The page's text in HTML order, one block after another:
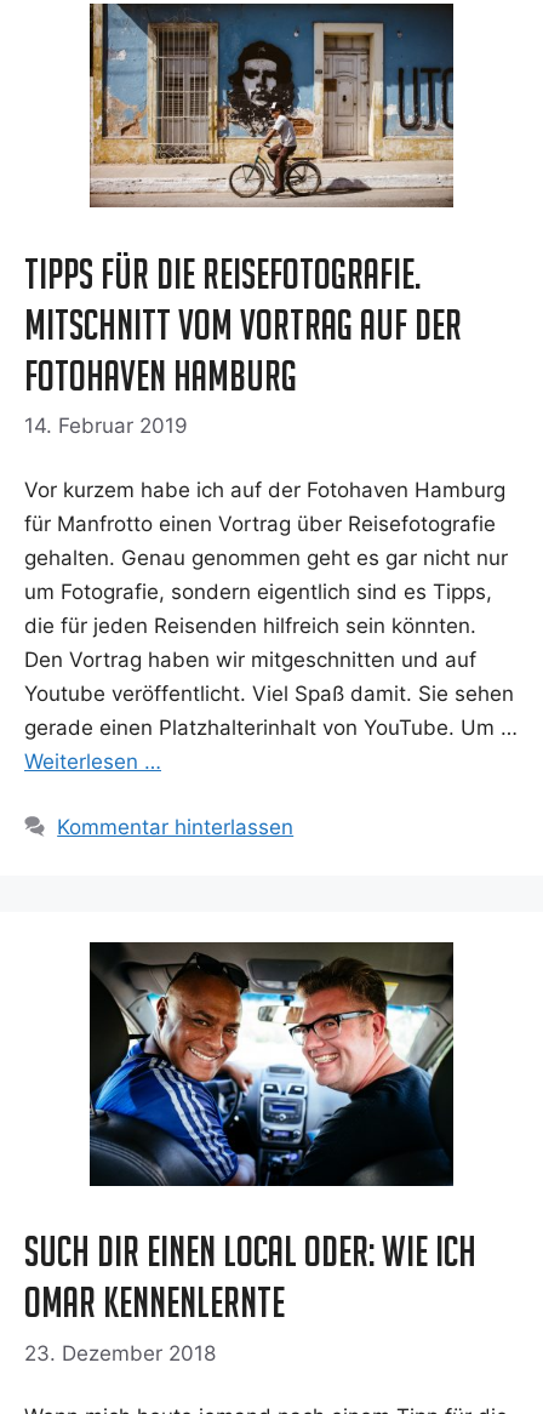
Tipps für die Reisefotografie.
Mitschnitt vom Vortrag auf der
Fotohaven Hamburg
14. Februar 2019
Vor kur­zem habe ich auf der Foto­ha­ven Ham­burg
für Man­frot­to einen Vor­trag über Rei­se­fo­to­gra­fie
gehal­ten. Genau genom­men geht es gar nicht nur
um Foto­gra­fie, son­dern eigent­lich sind es Tipps,
die für jeden Rei­sen­den hilf­reich sein könn­ten.
Den Vor­trag haben wir mit­ge­schnit­ten und auf
You­tube ver­öf­fent­licht. Viel Spaß damit. Sie sehen
gera­de einen Platz­hal­ter­in­halt von You­Tube. Um …
Wei­ter­le­sen …
Kommentar hinterlassen
Such Dir einen Local oder: Wie ich
Omar kennenlernte
23. Dezember 2018